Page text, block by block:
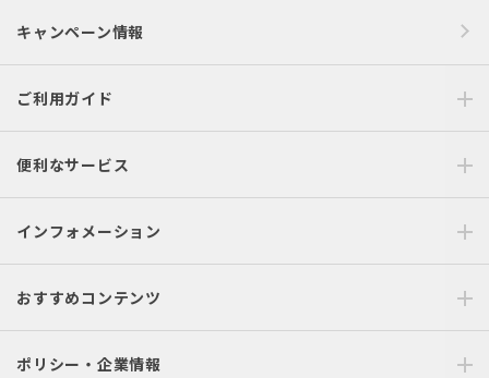
キャンペーン情報
ご利用ガイド
便利なサービス
インフォメーション
おすすめコンテンツ
ポリシー・企業情報